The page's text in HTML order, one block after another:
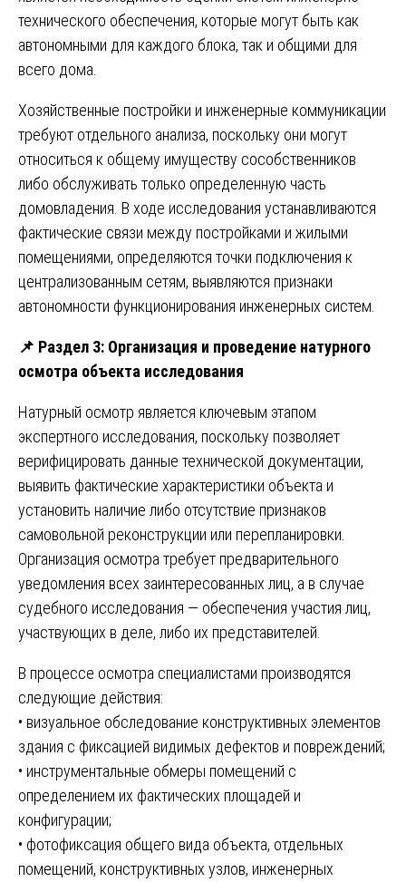
технического обеспечения, которые могут быть как
автономными для каждого блока, так и общими для
всего дома.
Хозяйственные постройки и инженерные коммуникации
требуют отдельного анализа, поскольку они могут
относиться к общему имуществу сособственников
либо обслуживать только определенную часть
домовладения. В ходе исследования устанавливаются
фактические связи между постройками и жилыми
помещениями, определяются точки подключения к
централизованным сетям, выявляются признаки
автономности функционирования инженерных систем.
📌 Раздел 3: Организация и проведение натурного
осмотра объекта исследования
Натурный осмотр является ключевым этапом
экспертного исследования, поскольку позволяет
верифицировать данные технической документации,
выявить фактические характеристики объекта и
установить наличие либо отсутствие признаков
самовольной реконструкции или перепланировки.
Организация осмотра требует предварительного
уведомления всех заинтересованных лиц, а в случае
судебного исследования — обеспечения участия лиц,
участвующих в деле, либо их представителей.
В процессе осмотра специалистами производятся
следующие действия:
• визуальное обследование конструктивных элементов
здания с фиксацией видимых дефектов и повреждений;
• инструментальные обмеры помещений с
определением их фактических площадей и
конфигурации;
• фотофиксация общего вида объекта, отдельных
помещений, конструктивных узлов, инженерных